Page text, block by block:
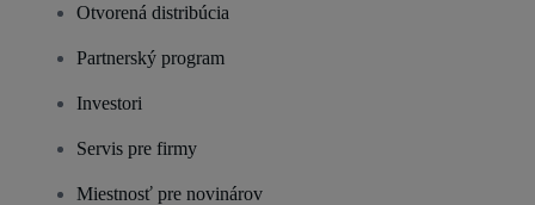
Otvorená distribúcia
Partnerský program
Investori
Servis pre firmy
Miestnosť pre novinárov